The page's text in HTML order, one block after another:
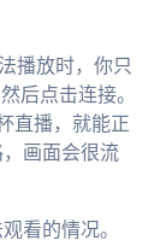
播放时，你只
后点击连接。
直播，就能正
画面会很流
看的情况。